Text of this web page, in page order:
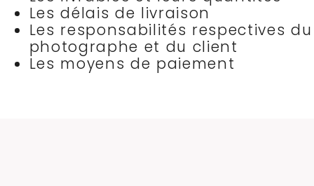
Les délais de livraison
Les responsabilités respectives du
photographe et du client
Les moyens de paiement